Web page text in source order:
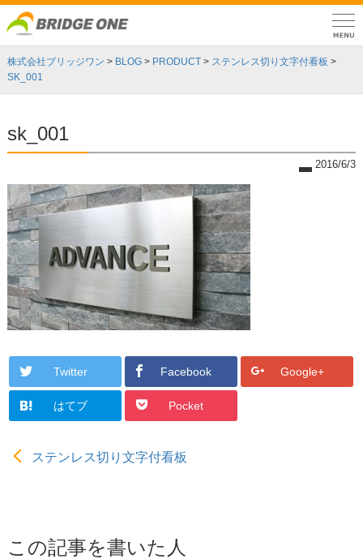
株式会社ブリッジワン > BLOG > PRODUCT > ステンレス切り文字付看板 >
SK_001
sk_001
2016/6/3
Twitter Facebook Google+
はてブ Pocket
ステンレス切り文字付看板
この記事を書いた人